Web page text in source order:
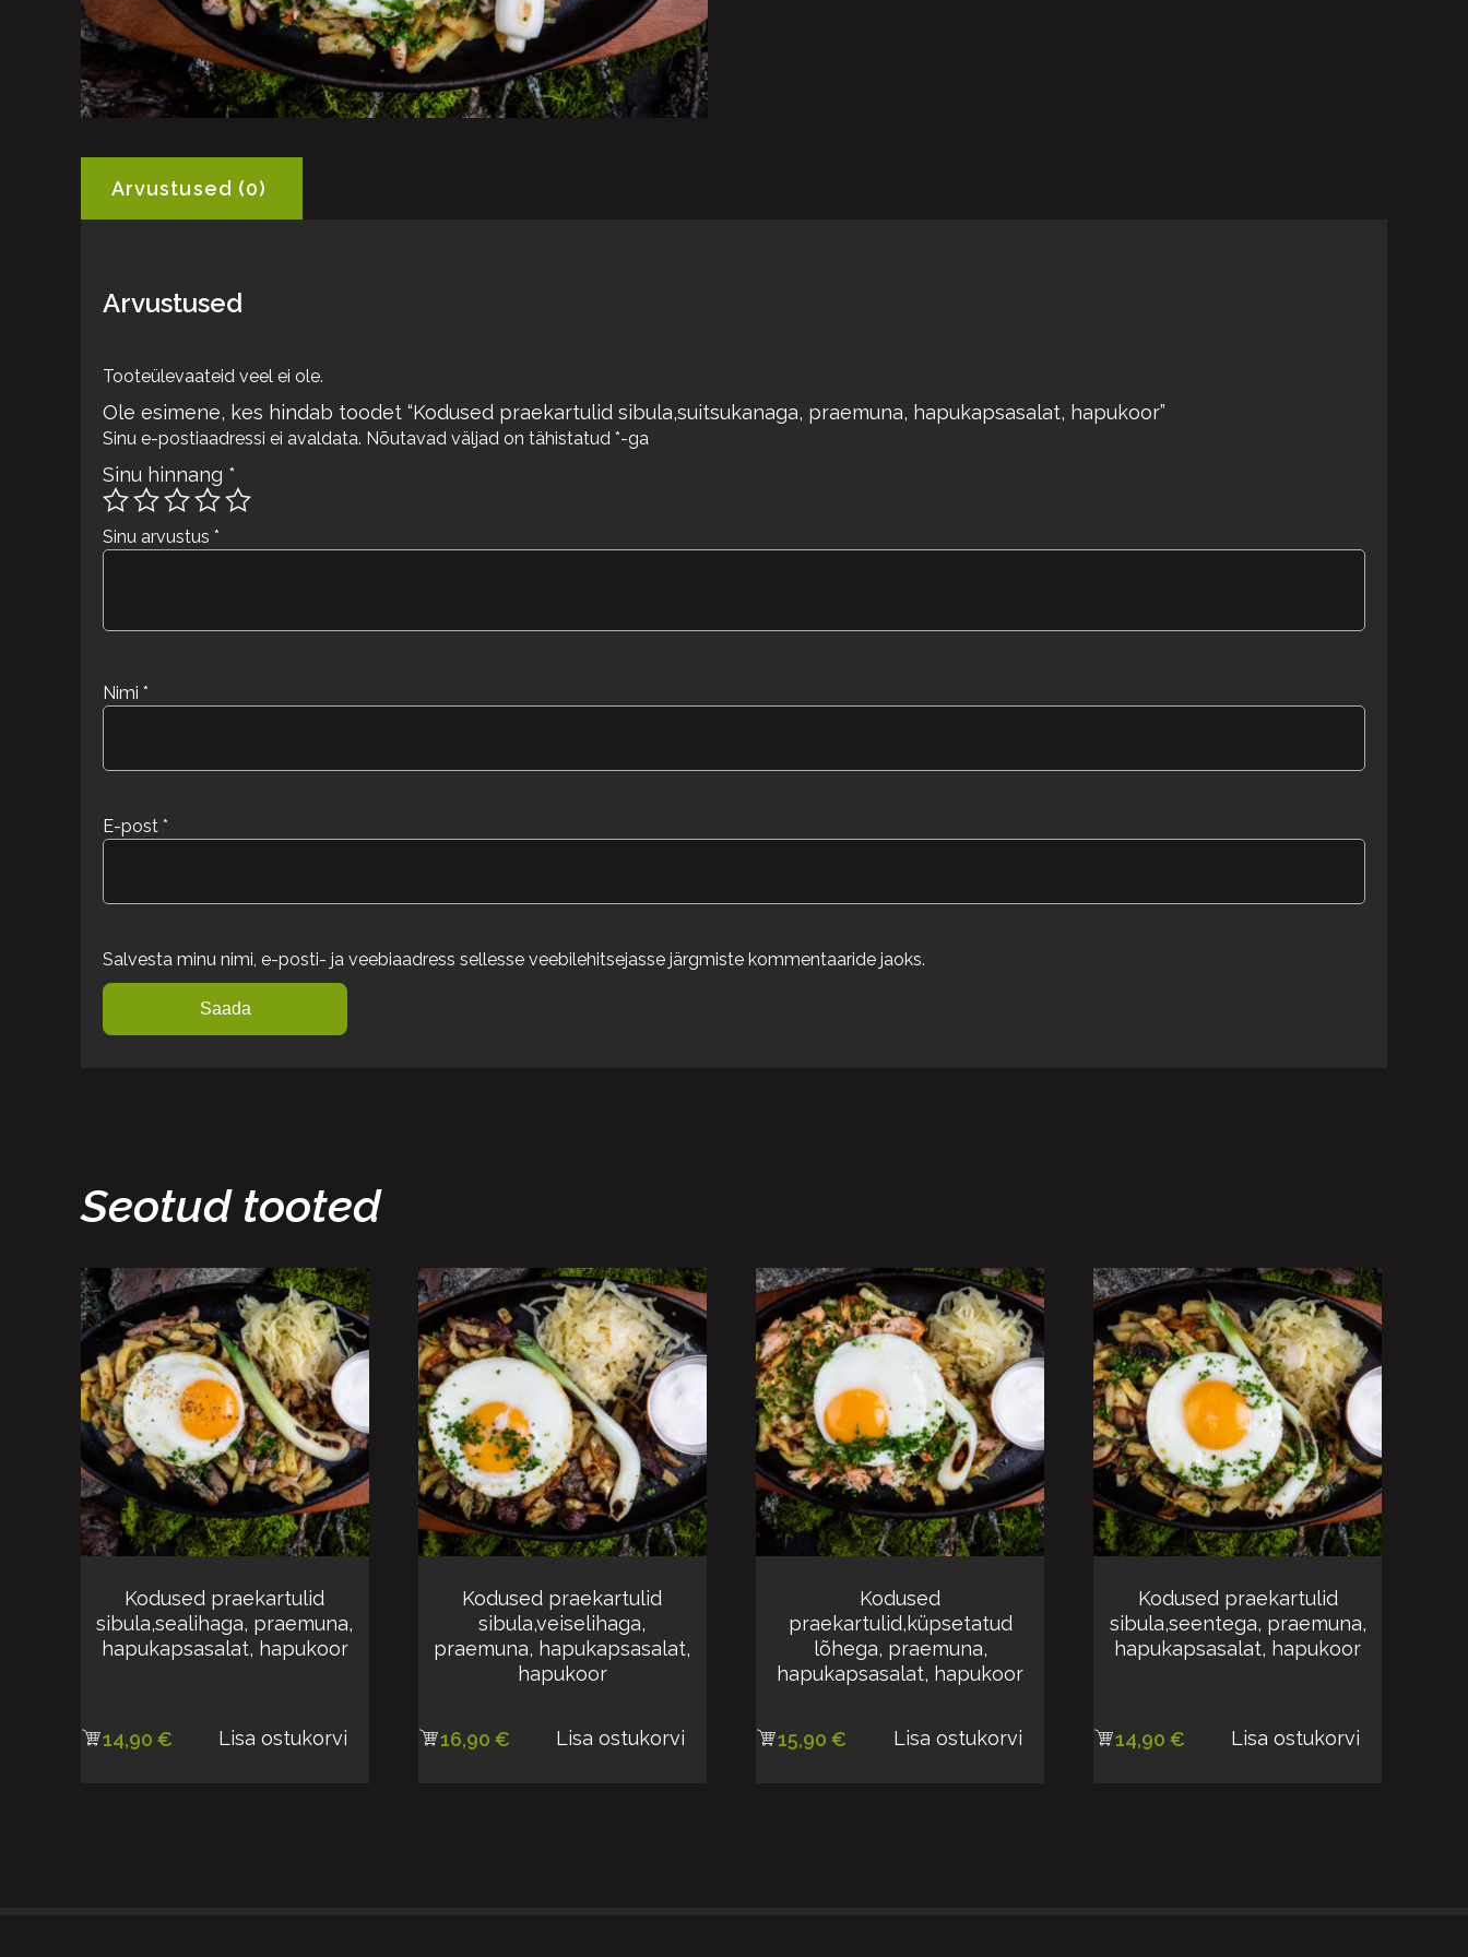
Arvustused (0)
Arvustused
Tooteülevaateid veel ei ole.
Ole esimene, kes hindab toodet “Kodused praekartulid sibula,suitsukanaga, praemuna, hapukapsasalat, hapukoor”
Sinu e-postiaadressi ei avaldata. Nõutavad väljad on tähistatud *-ga
Sinu hinnang *
Sinu arvustus *
Nimi *
E-post *
Salvesta minu nimi, e-posti- ja veebiaadress sellesse veebilehitsejasse järgmiste kommentaaride jaoks.
Seotud tooted
Kodused praekartulid
sibula,sealihaga, praemuna,
hapukapsasalat, hapukoor
14,90 € Lisa ostukorvi
Kodused praekartulid
sibula,veiselihaga,
praemuna, hapukapsasalat,
hapukoor
16,90€ Lisa ostukorvi
Kodused
praekartulid,küpsetatud
lõhega, praemuna,
hapukapsasalat, hapukoor
15,90€ Lisa ostukorvi
Kodused praekartulid
sibula,seentega, praemuna,
hapukapsasalat, hapukoor
14,90€ Lisa ostukorvi